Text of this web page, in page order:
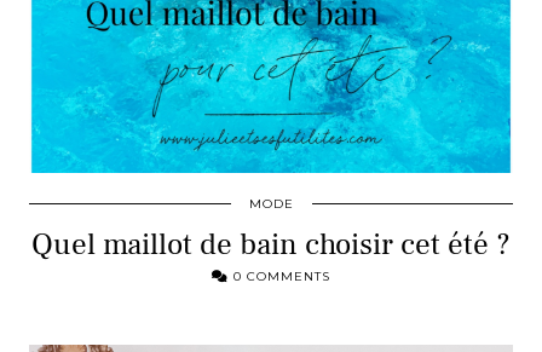
MODE
Quel maillot de bain choisir cet été ?
0 COMMENTS